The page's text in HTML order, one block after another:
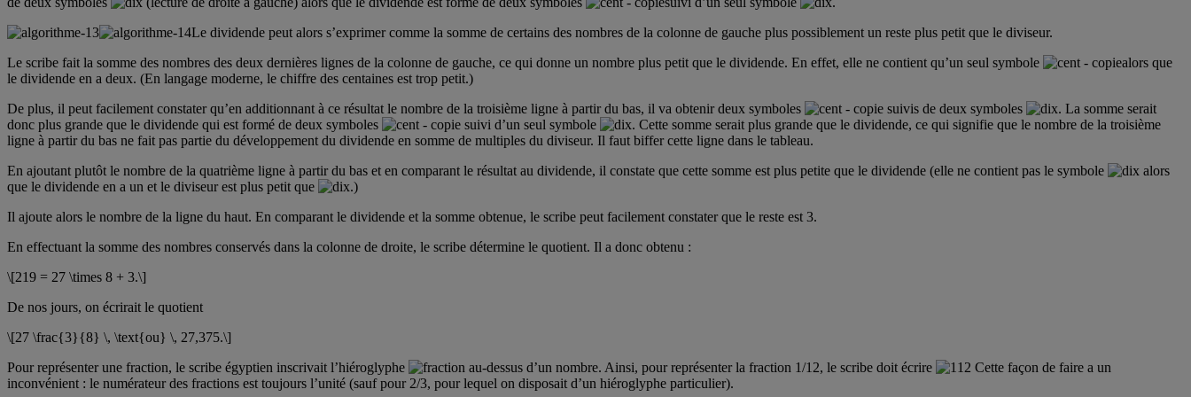
Le dividende peut alors s’exprimer comme la somme de certains des nombres de la colonne de gauche plus possiblement un reste plus petit que le diviseur.
Le scribe fait la somme des nombres des deux dernières lignes de la colonne de gauche, ce qui donne un nombre plus petit que le dividende. En effet, elle ne contient qu’un seul symbole
alors que
le dividende en a deux. (En langage moderne, le chiffre des centaines est trop petit.)
De plus, il peut facilement constater qu’en additionnant à ce résultat le nombre de la troisième ligne à partir du bas, il va obtenir deux symboles
suivis de deux symboles
. La somme serait
donc plus grande que le dividende qui est formé de deux symboles
suivi d’un seul symbole
. Cette somme serait plus grande que le dividende, ce qui signifie que le nombre de la troisième
ligne à partir du bas ne fait pas partie du développement du dividende en somme de multiples du diviseur. Il faut biffer cette ligne dans le tableau.
En ajoutant plutôt le nombre de la quatrième ligne à partir du bas et en comparant le résultat au dividende, il constate que cette somme est plus petite que le dividende (elle ne contient pas le symbole
alors
que le dividende en a un et le diviseur est plus petit que
.)
Il ajoute alors le nombre de la ligne du haut. En comparant le dividende et la somme obtenue, le scribe peut facilement constater que le reste est 3.
En effectuant la somme des nombres conservés dans la colonne de droite, le scribe détermine le quotient. Il a donc obtenu :
\[219 = 27 \times 8 + 3.\]
De nos jours, on écrirait le quotient
\[27 \frac{3}{8} \, \text{ou} \, 27,375.\]
Pour représenter une fraction, le scribe égyptien inscrivait l’hiéroglyphe
au-dessus d’un nombre. Ainsi, pour représenter la fraction 1/12, le scribe doit écrire
Cette façon de faire a un
inconvénient : le numérateur des fractions est toujours l’unité (sauf pour 2/3, pour lequel on disposait d’un hiéroglyphe particulier).